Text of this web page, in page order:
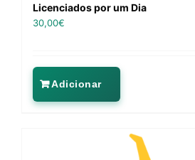
Licenciados por um Dia
30,00€
Adicionar